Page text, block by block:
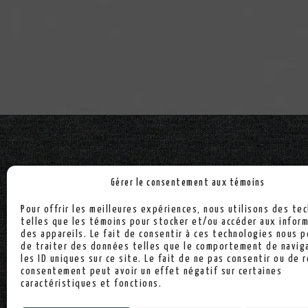
Gérer le consentement aux témoins
Pour offrir les meilleures expériences, nous utilisons des
telles que les témoins pour stocker et/ou accéder aux
des appareils. Le fait de consentir à ces technologies nous
de traiter des données telles que le comportement de
les ID uniques sur ce site. Le fait de ne pas consentir ou de
consentement peut avoir un effet négatif sur certaines
caractéristiques et fonctions.
Politique de confidentialitéPolitique de